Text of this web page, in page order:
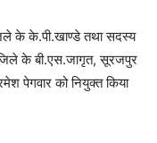
के के.पी.खाण्डे तथा सदस्य
के बी.एस.जागृत, सूरजपुर
पेगवार को नियुक्त किया